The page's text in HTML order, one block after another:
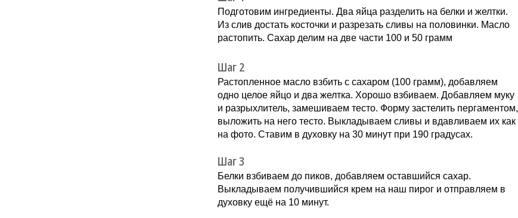
Подготовим ингредиенты. Два яйца разделить на белки и желтки.
Из слив достать косточки и разрезать сливы на половинки. Масло
растопить. Сахар делим на две части 100 и 50 грамм
Шаг 2
Растопленное масло взбить с сахаром (100 грамм), добавляем
одно целое яйцо и два желтка. Хорошо взбиваем. Добавляем муку
и разрыхлитель, замешиваем тесто. Форму застелить пергаментом,
выложить на него тесто. Выкладываем сливы и вдавливаем их как
на фото. Ставим в духовку на 30 минут при 190 градусах.
Шаг 3
Белки взбиваем до пиков, добавляем оставшийся сахар.
Выкладываем получившийся крем на наш пирог и отправляем в
духовку ещё на 10 минут.